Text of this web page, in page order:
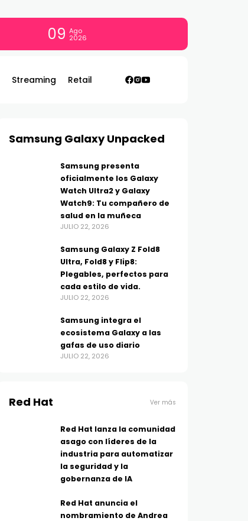
09 Ago
2026
Streaming Retail
Samsung Galaxy Unpacked
Samsung presenta
oficialmente los Galaxy
Watch Ultra2 y Galaxy
Watch9: Tu compañero de
salud en la muñeca
JULIO 22, 2026
Samsung Galaxy Z Fold8
Ultra, Fold8 y Flip8:
Plegables, perfectos para
cada estilo de vida.
JULIO 22, 2026
Samsung integra el
ecosistema Galaxy a las
gafas de uso diario
JULIO 22, 2026
Red Hat Ver más
Red Hat lanza la comunidad
asago con líderes de la
industria para automatizar
la seguridad y la
gobernanza de IA
Red Hat anuncia el
nombramiento de Andrea